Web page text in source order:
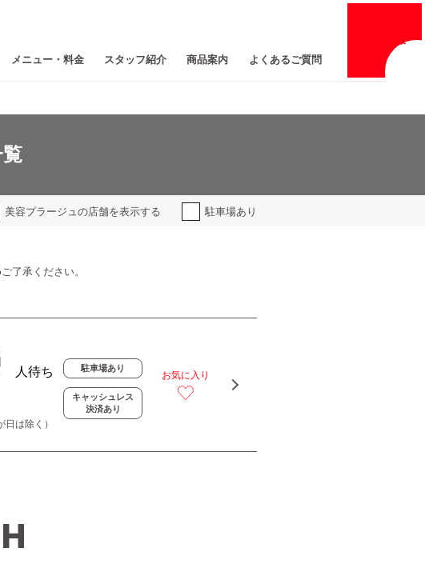
情報
メニュー・料金 スタッフ紹介 商品案内 よくあるご質問
美容プラージュの店舗を表示する 駐車場あり
了承ください。
は除く）
駐車場あり
キャッシュレス
決済あり
お気に入り